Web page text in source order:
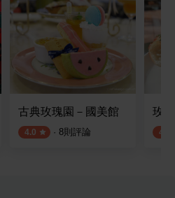
古典玫瑰園－國美館
4.0 · 8則評論
玫
4.2